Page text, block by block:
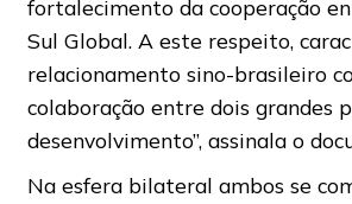
fortalecimento da cooperação
Sul Global. A este respeito,
relacionamento sino-brasileiro
colaboração entre dois grandes
desenvolvimento”, assinala o
Na esfera bilateral ambos se